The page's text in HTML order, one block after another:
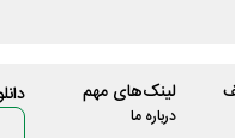
لینک‌های مهم
درباره ما